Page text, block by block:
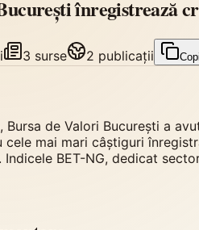
înregistrează
3 surse 2 publicații
Bursa de Valori București a
cele mai mari câștiguri
BET-NG, dedicat